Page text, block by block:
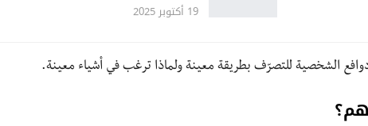
19 أكتوبر 2025
دوافع الشخصية للتصرّف بطريقة معينة ولماذا ترغب في أشياء معينة.